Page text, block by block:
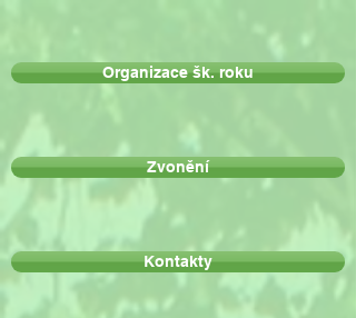
Organizace šk. roku
Zvonění
Kontakty